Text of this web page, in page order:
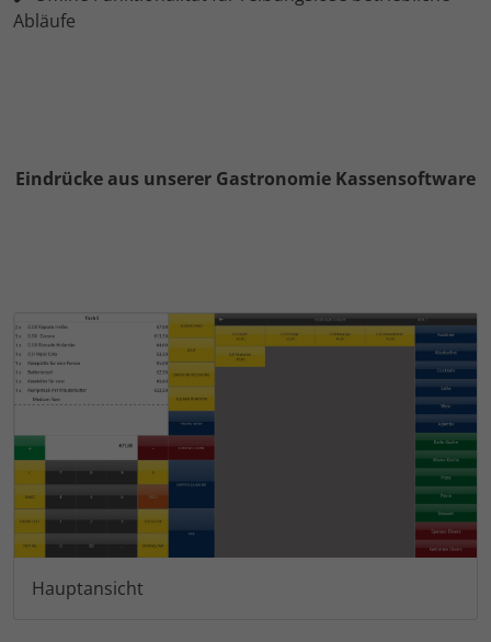
Abläufe
Eindrücke aus unserer Gastronomie Kassensoftware
Hauptansicht